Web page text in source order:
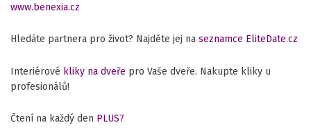
www.benexia.cz
Hledáte partnera pro život? Najděte jej na seznamce EliteDate.cz
Interiérové kliky na dveře pro Vaše dveře. Nakupte kliky u
profesionálů!
Čtení na každý den PLUS7